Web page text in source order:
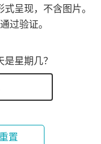
呈现，不含图片。
过验证。
星期几？
重置